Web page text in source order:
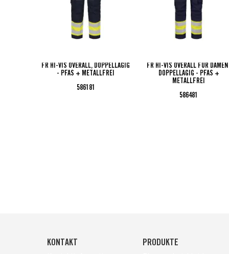
FR HI-VIS OVERALL, DOPPELLAGIG
- PFAS + METALLFREI
586181
FR HI-VIS OVERALL FÜR
DOPPELLAGIG - PFAS +
METALLFREI
586481
KONTAKT PRODUKTE